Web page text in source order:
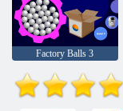
Factory Balls 3